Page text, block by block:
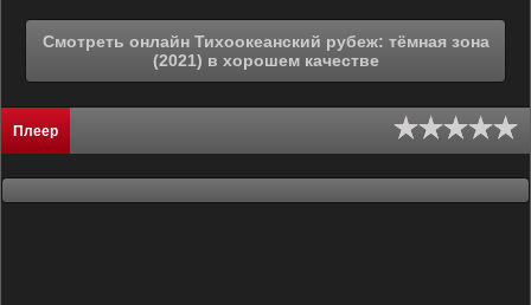
Смотреть онлайн Тихоокеанский рубеж: тёмная зона
(2021) в хорошем качестве
Плеер